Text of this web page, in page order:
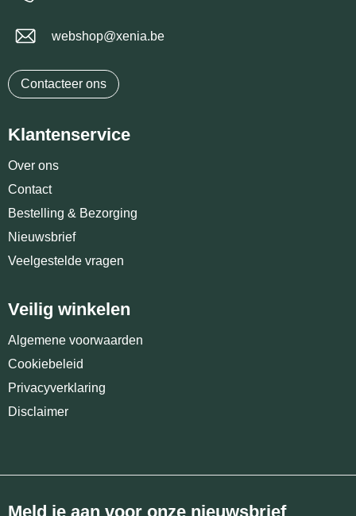
webshop@xenia.be
Contacteer ons
Klantenservice
Over ons
Contact
Bestelling & Bezorging
Nieuwsbrief
Veelgestelde vragen
Veilig winkelen
Algemene voorwaarden
Cookiebeleid
Privacyverklaring
Disclaimer
Meld je aan voor onze nieuwsbrief